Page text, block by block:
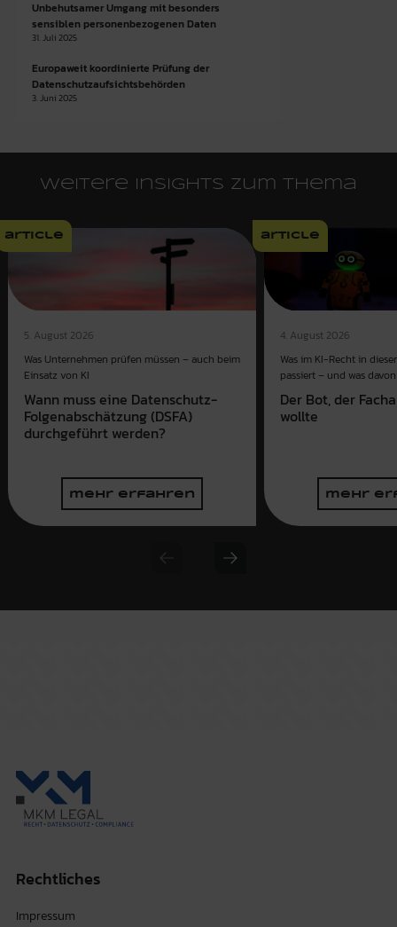
Unbehutsamer Umgang mit besonders
sensiblen personenbezogenen Daten
31. Juli 2025
Europaweit koordinierte Prüfung der
Datenschutzaufsichtsbehörden
3. Juni 2025
Weitere Insights zum Thema
article
5. August 2026
Was Unternehmen prüfen müssen – auch beim
Einsatz von KI
Wann muss eine Datenschutz-
Folgenabschätzung (DSFA)
durchgeführt werden?
mehr erfahren
article
4. August 2026
Was im KI-Recht in
passiert – und was
Der Bot, der
wollte
mehr
Previous slide
Next slide
Rechtliches
Impressum